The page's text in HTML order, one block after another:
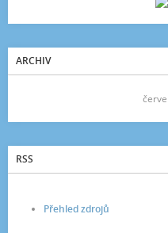
ARCHIV
RSS
Přehled zdrojů